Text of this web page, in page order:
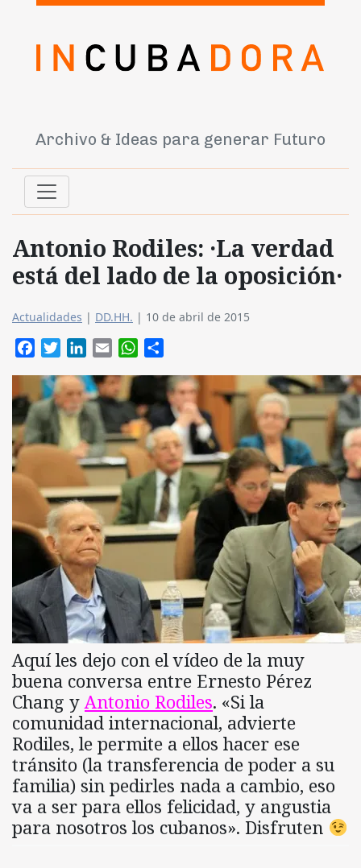
Archivo & Ideas para generar Futuro
Antonio Rodiles: ·La verdad
está del lado de la oposición·
Actualidades | DD.HH. | 10 de abril de 2015
FacebookTwitterLinkedIn
Email WhatsApp
Aquí les dejo con el vídeo de la muy
buena conversa entre Ernesto Pérez
Chang yAntonio Rodiles. «Si la
comunidad internacional, advierte
Rodiles, le permite a ellos hacer ese
tránsito (la transferencia de poder a su
familia) sin pedirles nada a cambio, eso
va a ser para ellos felicidad, y angustia
para nosotros los cubanos». Disfruten